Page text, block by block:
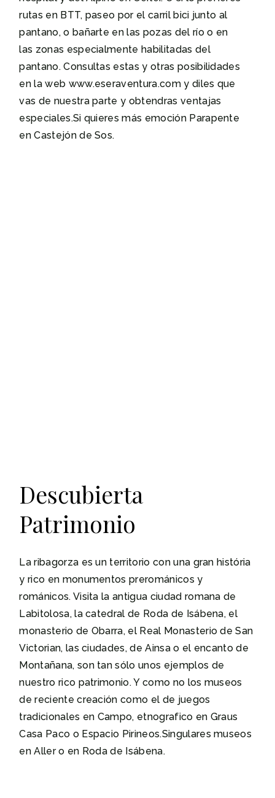
rutas en BTT, paseo por el carril bici junto al
pantano, o bañarte en las pozas del río o en
las zonas especialmente habilitadas del
pantano. Consultas estas y otras posibilidades
en la web www.eseraventura.com y diles que
vas de nuestra parte y obtendras ventajas
especiales.Si quieres más emoción Parapente
en Castejón de Sos.
Descubierta
Patrimonio
La ribagorza es un territorio con una gran história
y rico en monumentos prerománicos y
románicos. Visita la antigua ciudad romana de
Labitolosa, la catedral de Roda de Isábena, el
monasterio de Obarra, el Real Monasterio de San
Victorian, las ciudades, de Ainsa o el encanto de
Montañana, son tan sólo unos ejemplos de
nuestro rico patrimonio. Y como no los museos
de reciente creación como el de juegos
tradicionales en Campo, etnografico en Graus
Casa Paco o Espacio Pirineos.Singulares museos
en Aller o en Roda de Isábena.